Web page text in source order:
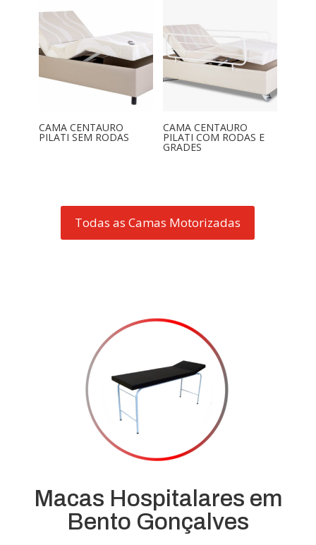
CAMA CENTAURO
PILATI SEM RODAS
CAMA CENTAURO
PILATI COM RODAS E
GRADES
Todas as Camas Motorizadas
Macas Hospitalares em
Bento Gonçalves